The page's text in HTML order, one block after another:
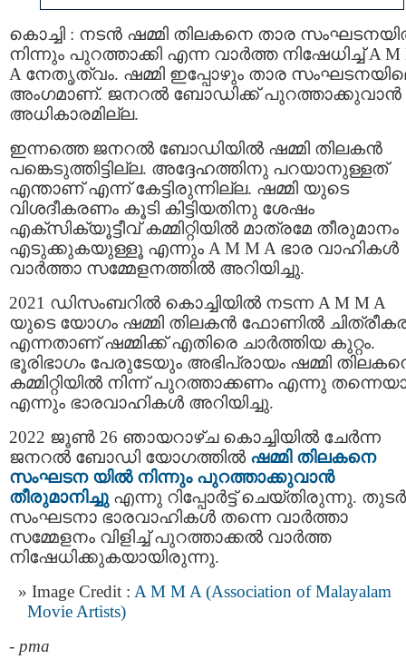
കൊച്ചി : നടൻ ഷമ്മി തിലകനെ താര
നിന്നും പുറത്താക്കി എന്ന വാര്‍ത്ത നിഷേധിച്ച് A M
A നേതൃത്വം. ഷമ്മി ഇപ്പോഴും താര
അംഗമാണ്. ജനറൽ ബോഡിക്ക് പുറത്താക്കുവാന്‍
അധികാരമില്ല.
ഇന്നത്തെ ജനറല്‍ ബോഡിയില്‍ ഷമ്മി തിലകന്‍
പങ്കെടുത്തിട്ടില്ല. അദ്ദേഹത്തിനു പറയാനുള്ളത്
എന്താണ് എന്ന് കേട്ടിരുന്നില്ല. ഷമ്മി യുടെ
വിശദീകരണം കൂടി കിട്ടിയതിനു ശേഷം
എക്സിക്യൂട്ടീവ് കമ്മിറ്റിയില്‍ മാത്രമേ തീരുമാനം
എടുക്കുകയുള്ളൂ എന്നും A M M A ഭാര വാഹികള്‍
വാര്‍ത്താ സമ്മേളനത്തില്‍ അറിയിച്ചു.
2021 ഡിസംബറിൽ കൊച്ചിയിൽ നടന്ന A M M A
യുടെ യോഗം ഷമ്മി തിലകൻ ഫോണില്‍
എന്നതാണ് ഷമ്മിക്ക് എതിരെ ചാര്‍ത്തിയ കുറ്റം.
ഭൂരിഭാഗം പേരുടേയും അഭിപ്രായം ഷമ്മി
കമ്മിറ്റിയില്‍ നിന്ന് പുറത്താക്കണം എന്നു
എന്നും ഭാരവാഹികള്‍ അറിയിച്ചു.
2022 ജൂൺ 26 ഞായറാഴ്ച കൊച്ചിയിൽ ചേർന്ന
ജനറൽ ബോഡി യോഗത്തിൽ ഷമ്മി തിലകനെ
സംഘടന യില്‍ നിന്നും പുറത്താക്കുവാന്‍
തീരുമാനിച്ചു എന്നു റിപ്പോര്‍ട്ട് ചെയ്തിരുന്നു.
സംഘടനാ ഭാരവാഹികൾ തന്നെ വാർത്താ
സമ്മേളനം വിളിച്ച് പുറത്താക്കല്‍ വാര്‍ത്ത
നിഷേധിക്കുകയായിരുന്നു.
Image Credit : A M M A (Association of Malayalam
Movie Artists)
- pma